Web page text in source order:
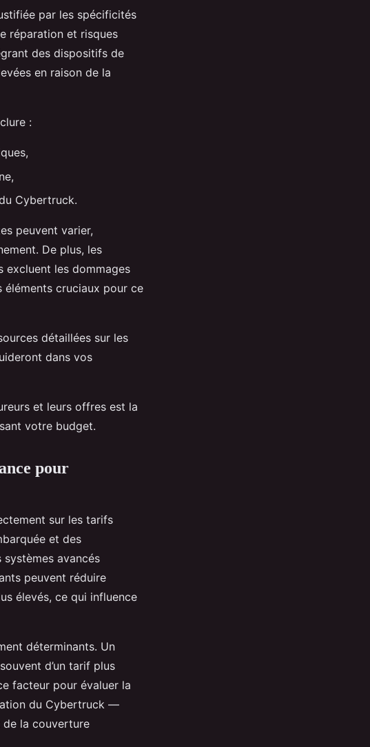
par les spécificités
réparation et risques
des dispositifs de
en raison de la
:
Cybertruck.
peuvent varier,
De plus, les
excluent les dommages
éléments cruciaux pour ce
détaillées sur les
dans vos
et leurs offres est la
votre budget.
pour
sur les tarifs
et des
avancés
peuvent réduire
élevés, ce qui influence
déterminants. Un
d’un tarif plus
facteur pour évaluer la
du Cybertruck —
la couverture